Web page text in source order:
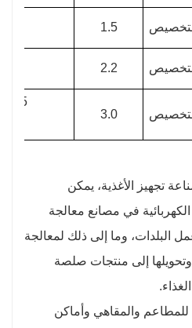
1.5
2.2
3.0
15
تجهيز الأغذية، يمكن
في مصانع معالجة
البلدات، وما إلى ذلك لمعالجة
وتحويلها إلى منتجات صلصة
والمقاهي وأماكن